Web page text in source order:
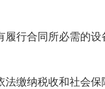
履行合同所必需的
法缴纳税收和社会